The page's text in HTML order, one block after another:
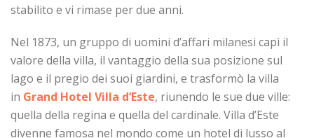
stabilito e vi rimase per due anni.
Nel 1873, un gruppo di uomini d’affari milanesi capì il
valore della villa, il vantaggio della sua posizione sul
lago e il pregio dei suoi giardini, e trasformò la villa
in Grand Hotel Villa d’Este, riunendo le sue due ville:
quella della regina e quella del cardinale. Villa d’Este
divenne famosa nel mondo come un hotel di lusso al